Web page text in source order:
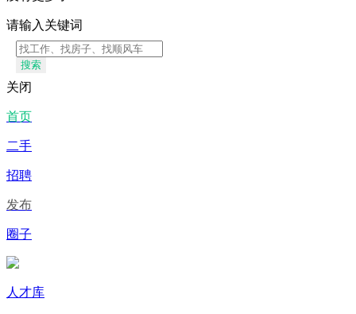
请输入关键词
搜索
关闭
首页
二手
招聘
发布
圈子
人才库